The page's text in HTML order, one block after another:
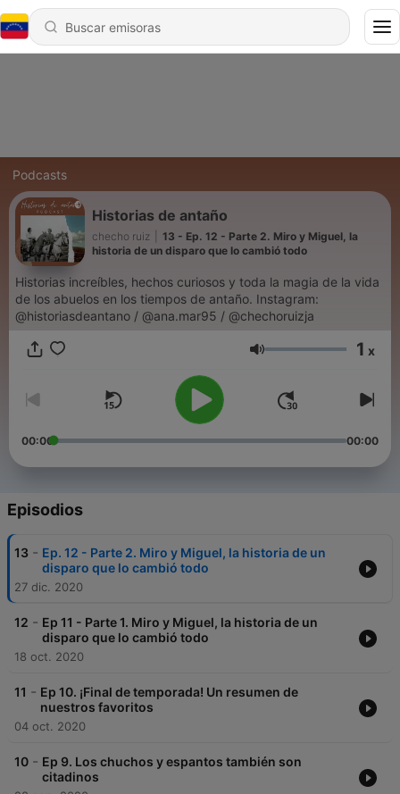
Podcasts
Historias de antaño
checho ruiz
13 - Ep. 12 - Parte 2. Miro y Miguel, la
historia de un disparo que lo cambió todo
Historias increíbles, hechos curiosos y toda la magia de la vida
de los abuelos en los tiempos de antaño. Instagram:
@historiasdeantano / @ana.mar95 / @chechoruizja
Volumen 1 x
00:00 00:00
Episodios
13 - Ep. 12 - Parte 2. Miro y Miguel, la historia de un
disparo que lo cambió todo
27 dic. 2020
12 - Ep 11 - Parte 1. Miro y Miguel, la historia de un
disparo que lo cambió todo
18 oct. 2020
11 - Ep 10. ¡Final de temporada! Un resumen de
nuestros favoritos
04 oct. 2020
10 - Ep 9. Los chuchos y espantos también son
citadinos